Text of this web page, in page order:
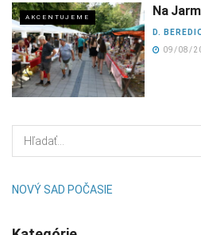
AKCENTUJEME Na
D.
09/08/
NOVÝ SAD POČASIE